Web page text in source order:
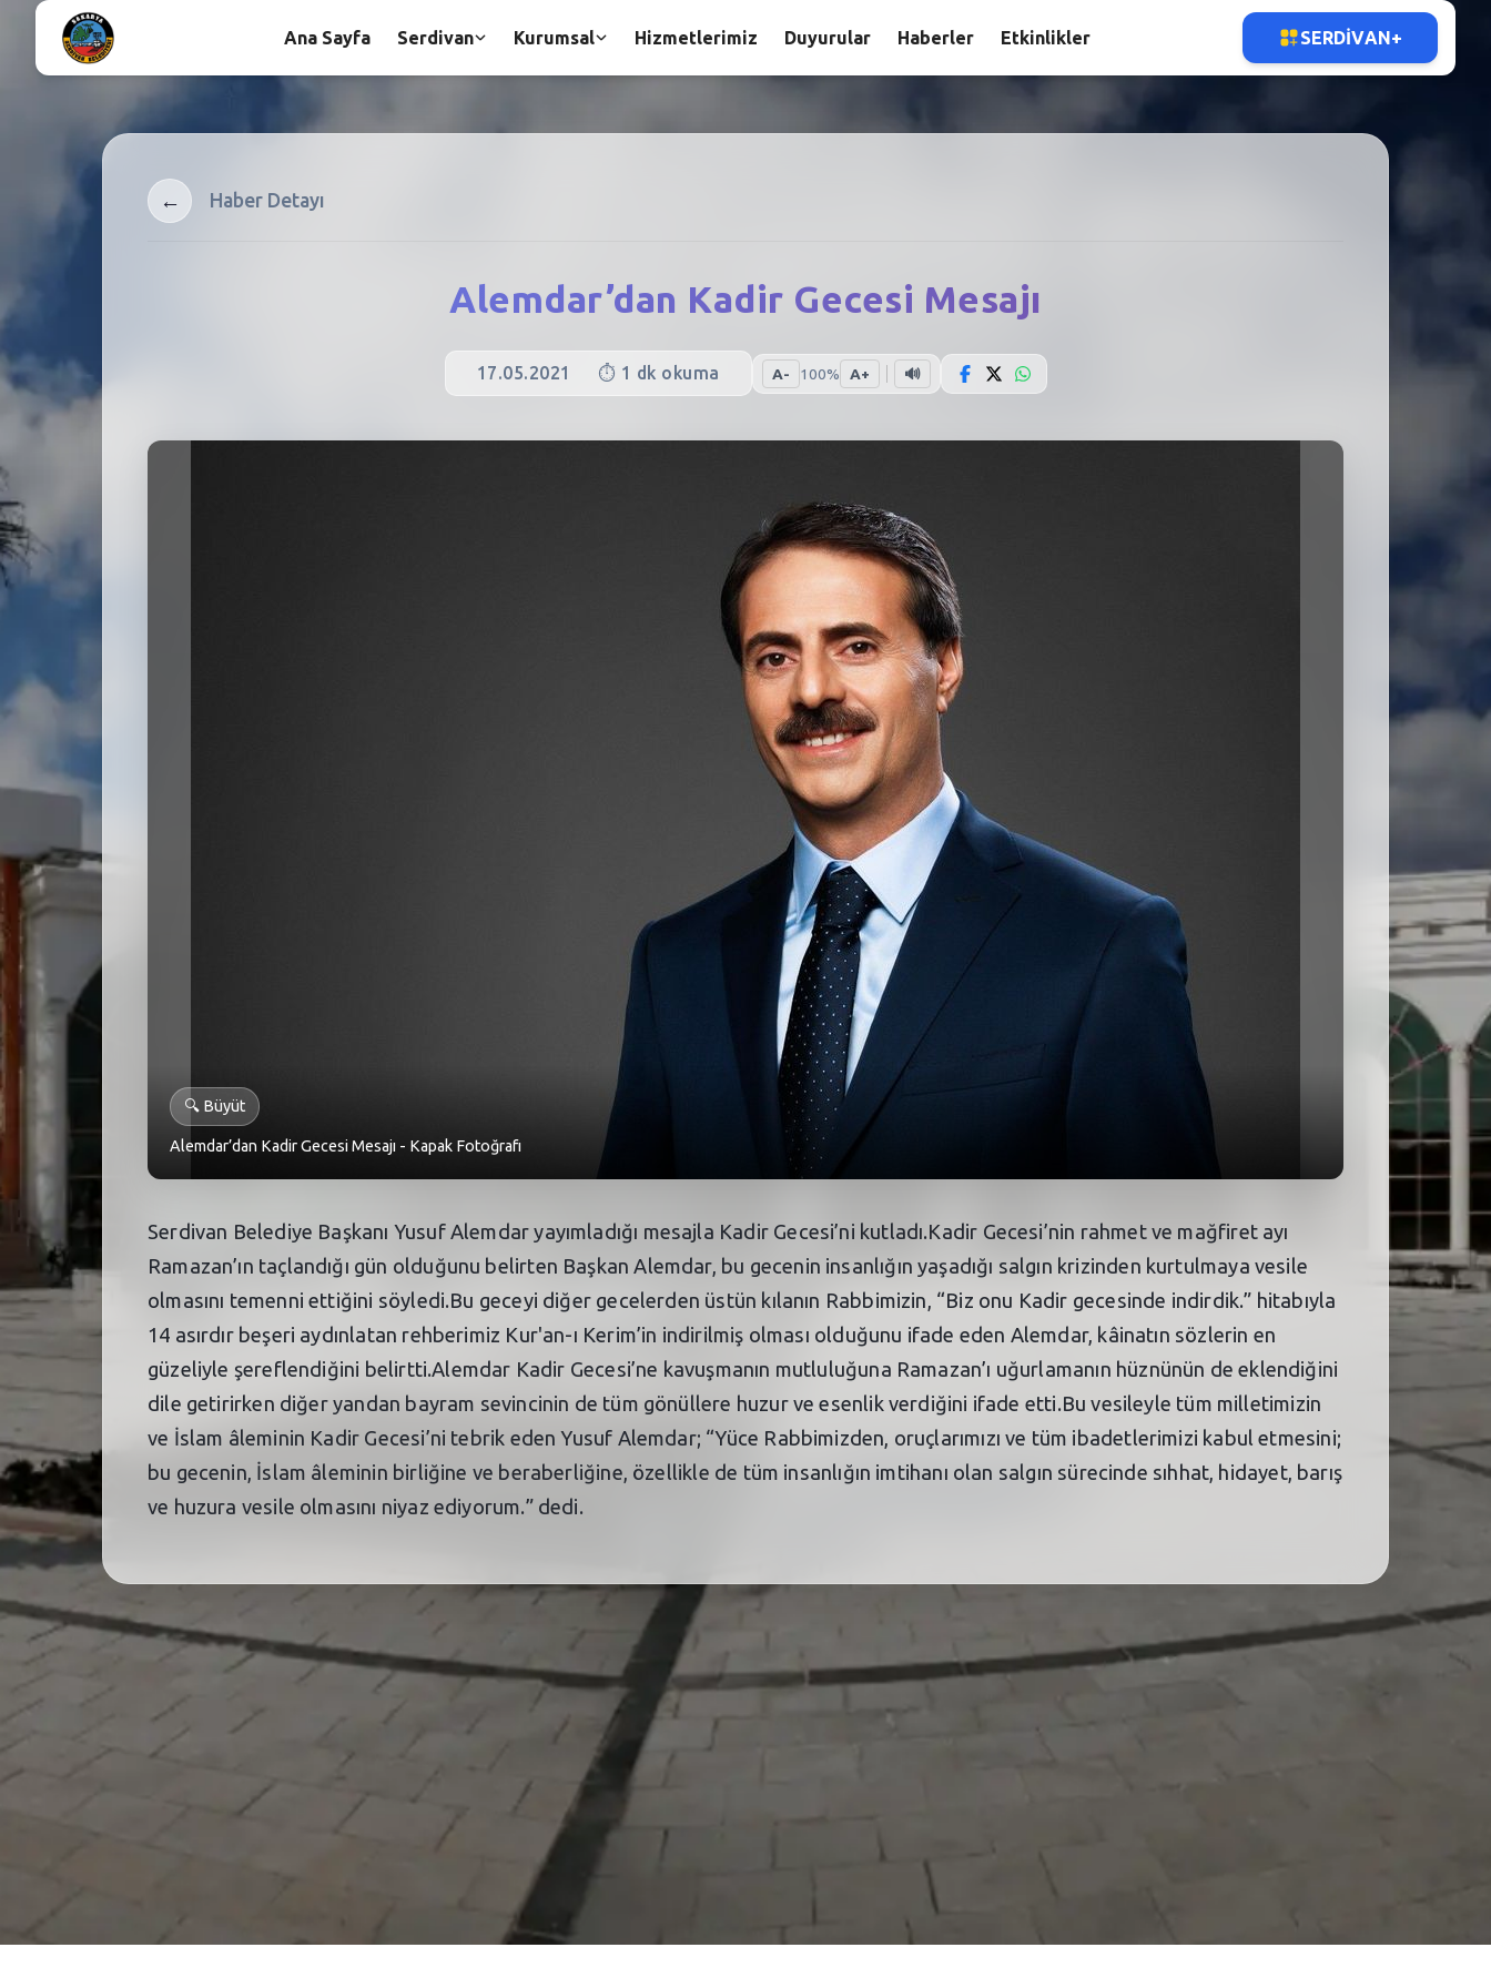
← Haber Detayı
Alemdar’dan Kadir Gecesi Mesajı
17.05.2021 ⏱️ 1 dk okuma A- 100% A+ 🔊
🔍 Büyüt
Alemdar’dan Kadir Gecesi Mesajı - Kapak Fotoğrafı
Serdivan Belediye Başkanı Yusuf Alemdar yayımladığı mesajla Kadir Gecesi’ni kutladı.Kadir Gecesi’nin rahmet ve mağfiret ayı
Ramazan’ın taçlandığı gün olduğunu belirten Başkan Alemdar, bu gecenin insanlığın yaşadığı salgın krizinden kurtulmaya vesile
olmasını temenni ettiğini söyledi.Bu geceyi diğer gecelerden üstün kılanın Rabbimizin, “Biz onu Kadir gecesinde indirdik.” hitabıyla
14 asırdır beşeri aydınlatan rehberimiz Kur'an-ı Kerim’in indirilmiş olması olduğunu ifade eden Alemdar, kâinatın sözlerin en
güzeliyle şereflendiğini belirtti.Alemdar Kadir Gecesi’ne kavuşmanın mutluluğuna Ramazan’ı uğurlamanın hüznünün de eklendiğini
dile getirirken diğer yandan bayram sevincinin de tüm gönüllere huzur ve esenlik verdiğini ifade etti.Bu vesileyle tüm milletimizin
ve İslam âleminin Kadir Gecesi’ni tebrik eden Yusuf Alemdar; “Yüce Rabbimizden, oruçlarımızı ve tüm ibadetlerimizi kabul etmesini;
bu gecenin, İslam âleminin birliğine ve beraberliğine, özellikle de tüm insanlığın imtihanı olan salgın sürecinde sıhhat, hidayet, barış
ve huzura vesile olmasını niyaz ediyorum.” dedi.
Ana Sayfa Serdivan Kurumsal Hizmetlerimiz Duyurular Haberler Etkinlikler SERDIVAN+